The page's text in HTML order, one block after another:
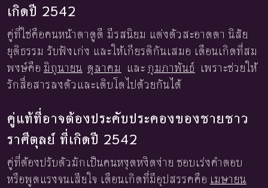
เกิดปี 2542
คู่ที่ใช่คือคนหน้าตาดูดี มีรสนิยม แต่งตัวสะอาดตา นิสัย
ยุติธรรม รับฟังเก่ง และให้เกียรติกันเสมอ เดือนเกิดที่สม
พงษ์คือ มิถุนายน ตุลาคม และ กุมภาพันธ์ เพราะช่วยให้
รักสื่อสารลงตัวและเติบโตไปด้วยกันได้
คู่แท้ที่อาจต้องประคับประคองของชายชาว
ราศีตุลย์ ที่เกิดปี 2542
คู่ที่ต้องปรับตัวมักเป็นคนหงุดหงิดง่าย ชอบเร่งคำตอบ
หรือพูดแรงจนเสียใจ เดือนเกิดที่มีอุปสรรคคือ เมษายน